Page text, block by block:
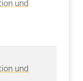
und
und